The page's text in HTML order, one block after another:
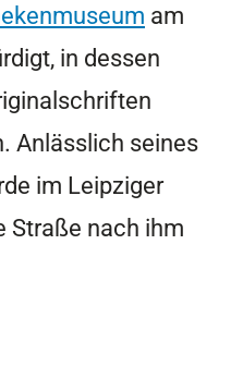
am
in dessen
Anlässlich seines
im Leipziger
Straße nach ihm